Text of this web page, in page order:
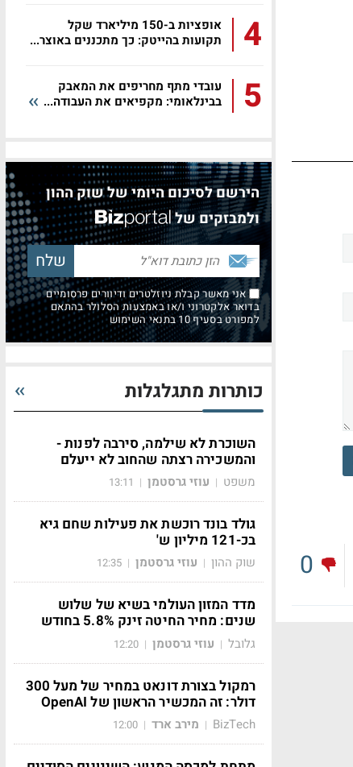
0
4
אופציות ב-150 מיליארד שקל
תקועות בהייטק: כך מתכננים באוצר...
5
עובדי מתף מחריפים את המאבק
בבינלאומי: מקפיאים את העבודה...
הירשם לסיכום היומי של שוק ההון
ולמבזקים של
אני מאשר קבלת ניוזלטרים ודיוורים פרסומיים
בדואר אלקטרוני ו/או באמצעות הסלולר בהתאם
למפורט בסעיף 10 בתנאי השימוש
כותרות מתגלגלות
השוכרת לא שילמה, סירבה לפנות -
והמשכירה רצתה שהחוב לא ייעלם
משפט | עוזי גרסטמן |
13:11
גולד בונד רוכשת את פעילות שחם גיא
בכ-121 מיליון ש'
שוק ההון | עוזי גרסטמן |
12:35
מדד המזון העולמי בשיא של שלוש
שנים: מחיר החיטה זינק 5.8% בחודש
גלובל | עוזי גרסטמן |
12:20
רמקול בצורת דונאט במחיר של מעל 300
דולר: זה המכשיר הראשון של OpenAI
BizTech
| מירב ארד |
12:00